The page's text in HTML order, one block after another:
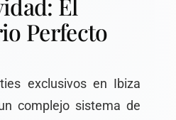
El
Perfecto
exclusivos en Ibiza
complejo sistema de